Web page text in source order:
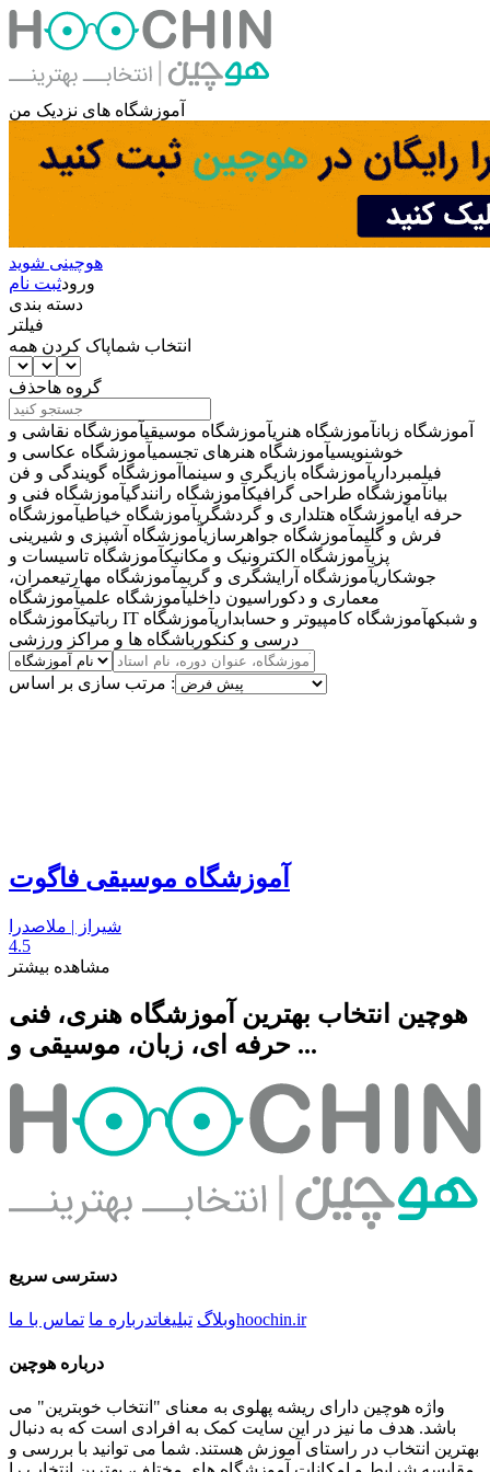
آموزشگاه های نزدیک من
هوچینی شوید
ورودثبت نام
دسته بندی
فیلتر
انتخاب شماپاک کردن همه
گروه هاحذف
آموزشگاه زبانآموزشگاه هنریآموزشگاه موسیقیآموزشگاه نقاشی و
خوشنویسیآموزشگاه هنرهای تجسمیآموزشگاه عکاسی و
فیلمبرداریآموزشگاه بازیگری و سینما آموزشگاه گویندگی و فن
بیانآموزشگاه طراحی گرافیکآموزشگاه رانندگیآموزشگاه فنی و
حرفه ایآموزشگاه هتلداری و گردشگریآموزشگاه خیاطیآموزشگاه
فرش و گلیمآموزشگاه جواهرسازیآموزشگاه آشپزی و شیرینی
پزیآموزشگاه الکترونیک و مکانیکآموزشگاه تاسیسات و
جوشکاریآموزشگاه آرایشگری و گریمآموزشگاه مهارتیعمران،
معماری و دکوراسیون داخلیآموزشگاه علمیآموزشگاه
رباتیک
آموزشگاه IT و شبکهآموزشگاه کامپیوتر و حسابداریآموزشگاه
درسی و کنکور باشگاه ها و مراکز ورزشی
مرتب سازی بر اساس :
آموزشگاه موسیقی فاگوت
شیراز | ملاصدرا
4.5
مشاهده بیشتر
هوچین انتخاب بهترین آموزشگاه هنری، فنی
حرفه ای، زبان، موسیقی و ...
دسترسی سریع
وبلاگ تبلیغاتدرباره ما تماس با ما hoochin.ir
درباره هوچین
واژه هوچین دارای ریشه پهلوی به معنای "انتخاب خوبترین" می
باشد. هدف ما نیز در این سایت کمک به افرادی است که به دنبال
بهترین انتخاب در راستای آموزش هستند. شما می توانید با بررسی و